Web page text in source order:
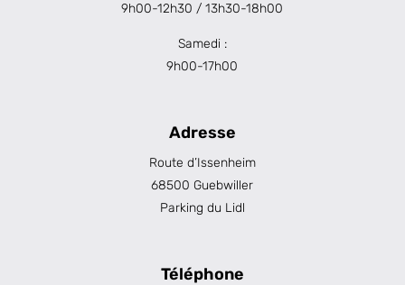
9h00-12h30 / 13h30-18h00
Samedi :
9h00-17h00
Adresse
Route d’Issenheim
68500 Guebwiller
Parking du Lidl
Téléphone